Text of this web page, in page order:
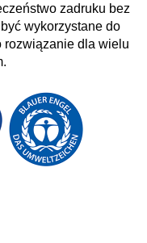
zadruku bez
wykorzystane do
rozwiązanie dla wielu